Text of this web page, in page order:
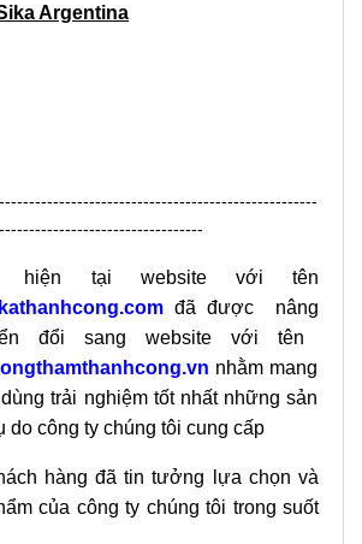
Argentina
hiện tại website với tên
đã được nâng
đổi sang website với tên
nhằm mang
dùng trải nghiệmtốtnhấtnhững sản
do công ty chúng tôi cung cấp
hàng đã tin tưởng lựa chọn và
của công ty chúng tôi trong suốt